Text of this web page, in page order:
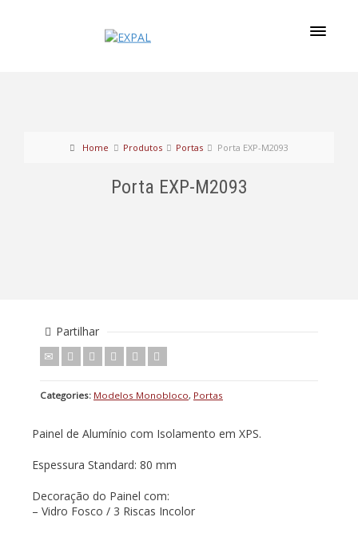
Home Produtos Portas Porta EXP-M2093
Porta EXP-M2093
Partilhar
Categories: Modelos Monobloco, Portas
Painel de Alumínio com Isolamento em XPS.
Espessura Standard: 80 mm
Decoração do Painel com:
– Vidro Fosco / 3 Riscas Incolor